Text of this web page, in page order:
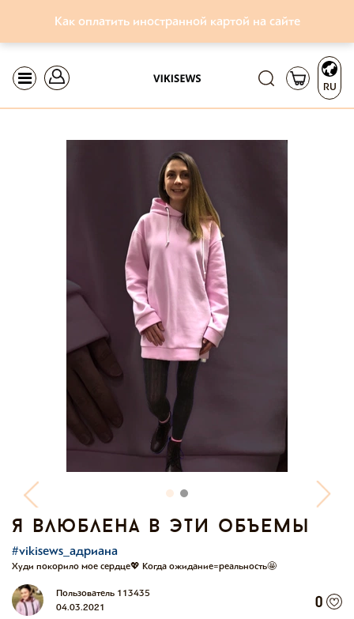
Как оплатить иностранной картой на сайте
RU
я влюблена в эти объемы
#vikisews_адриана
Худи покорило мое сердце💖 Когда ожидание=реальность🤩
Пользователь 113435
04.03.2021
0